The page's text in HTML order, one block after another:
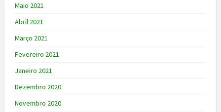
Maio 2021
Abril 2021
Março 2021
Fevereiro 2021
Janeiro 2021
Dezembro 2020
Novembro 2020